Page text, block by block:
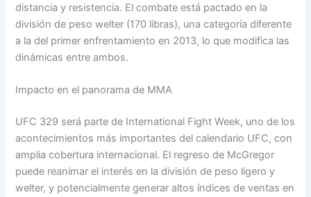
distancia y resistencia. El combate está pactado en la
división de peso welter (170 libras), una categoría diferente
a la del primer enfrentamiento en 2013, lo que modifica las
dinámicas entre ambos.
Impacto en el panorama de MMA
UFC 329 será parte de International Fight Week, uno de los
acontecimientos más importantes del calendario UFC, con
amplia cobertura internacional. El regreso de McGregor
puede reanimar el interés en la división de peso ligero y
welter, y potencialmente generar altos índices de ventas en